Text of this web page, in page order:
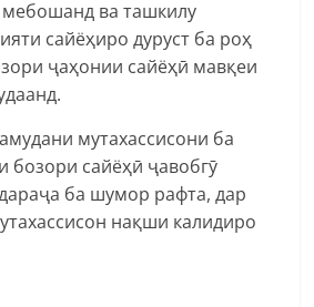
ва ташкилу
сайёҳиро дуруст ба роҳ
ҷаҳонии сайёҳӣ мавқеи
мутахассисони ба
бозори сайёҳӣ ҷавобгӯ
ба шумор рафта, дар
нақши калидиро